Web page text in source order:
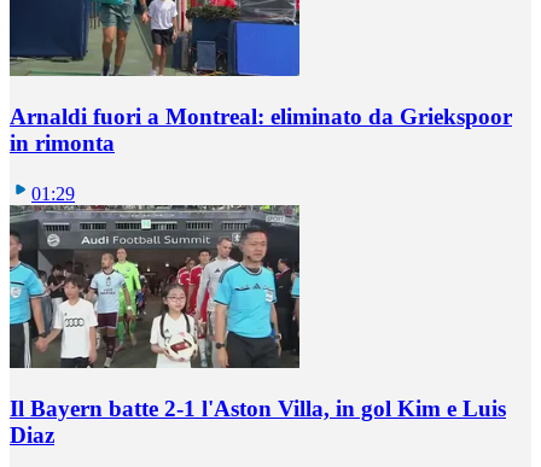
Arnaldi fuori a Montreal: eliminato da Griekspoor
in rimonta
01:29
Il Bayern batte 2-1 l'Aston Villa, in gol Kim e Luis
Diaz